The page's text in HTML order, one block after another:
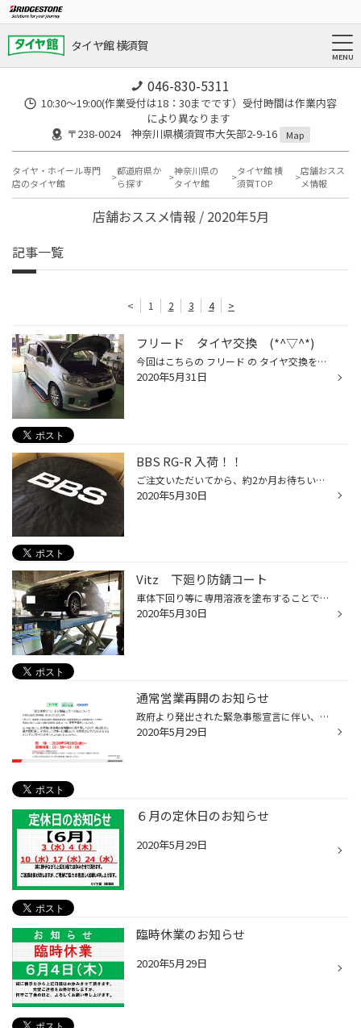
タイヤ館 横須賀
046-830-5311
10:30～19:00(作業受付は18：30までです）受付時間は作業内容
により異なります
〒238-0024 神奈川県横須賀市大矢部2-9-16
Map
タイヤ・ホイール専門
店のタイヤ館
都道府県か
ら探す
神奈川県の
タイヤ館
タイヤ館 横
須賀TOP
店舗おスス
メ情報
店舗おススメ情報 / 2020年5月
記事一覧
< 1 2 3 4 >
フリード タイヤ交換 (*^▽^*)
今回はこちらの フリード の タイヤ交換をさせていただきました。 タイヤが使用限度になってしまったので交換をさせていただきます。 今回お選びいただいたタイヤは エコピア NH100 になります。 安全と経済性を求める方にオススメさせていただいています。 長く使っても雨の日の安心感があると思い...
2020年5月31日
BBS RG-R 入荷！！
ご注文いただいてから、約2か月お待ちいただき入荷致しました！！ 商品：ＢＢＳ ＲＧ－Ｒ 17インチ カラー：ＤＳ/ダイアモンドシルバー 入荷後、しっかり検品を致します！ ダイアモンドシルバーが輝いています！ 検品後、エアバルブを取付していきます！ 組付けするタイヤサイズなどをチェックし組...
2020年5月30日
Vitz 下廻り防錆コート
車体下回り等に専用溶液を塗布することでサビの進行を抑制するタイヤ館の防錆コーティングは、 無色透明な仕上がりなので見た目を損なわず、 さらに耐熱性でマフラーやラジエターにも施工可能です。 作業時間は1時間弱と短時間ですから、手軽に施工が行えます♪♪ クルマの大敵であるサビ、つまり金属...
2020年5月30日
通常営業再開のお知らせ
政府より発出された緊急事態宣言に伴い、4/13より営業時間を短縮しておりましたが、 5/25に緊急事態宣言を発表されたことを受け、営業に際しては、 感染防止に最大限配慮し通常営業を再開いたします。 5/29(金)より通常営業 営業時間 10：30～19：００（最終受付 18：30） 作業受付終了時間は作業内...
2020年5月29日
６月の定休日のお知らせ
2020年5月29日
臨時休業のお知らせ
2020年5月29日